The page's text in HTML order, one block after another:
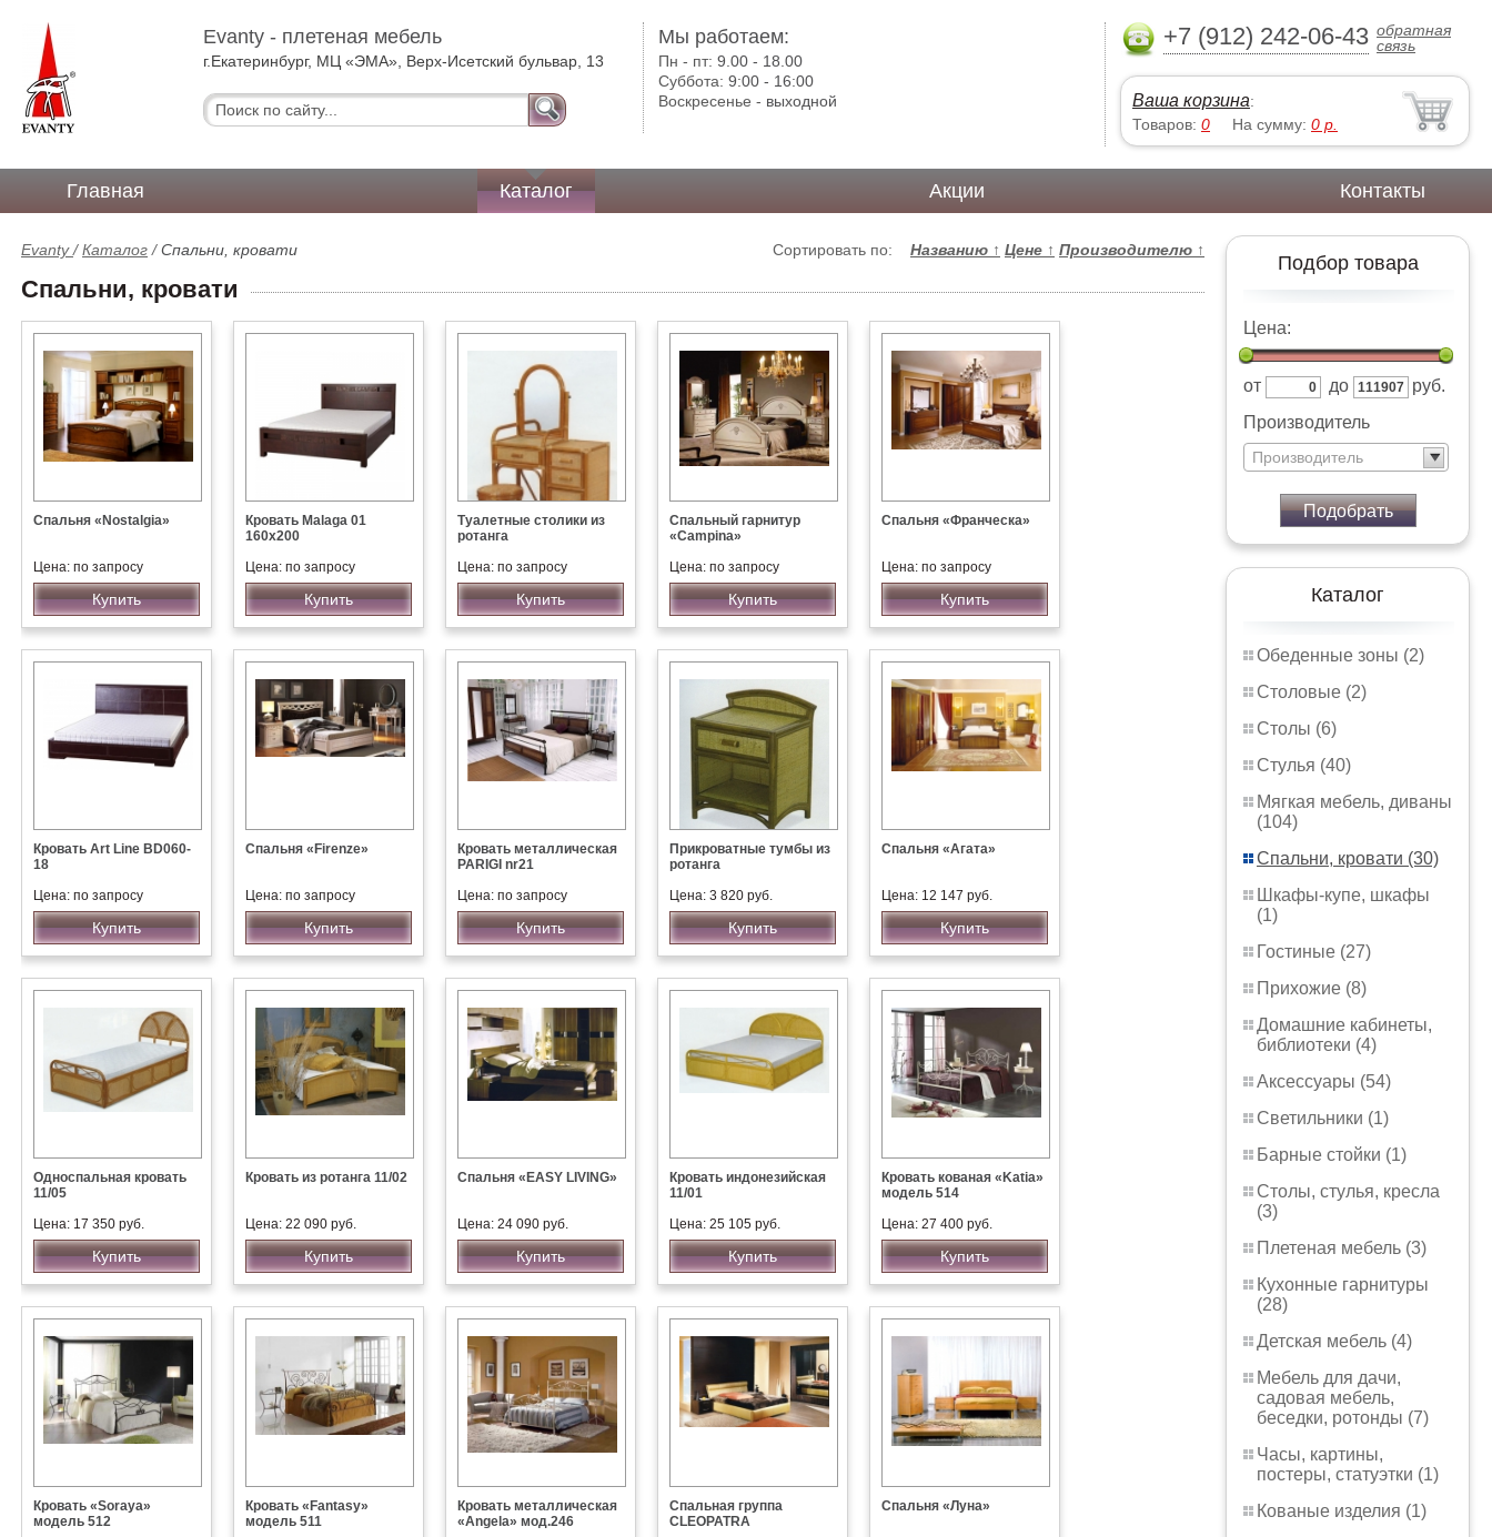
Evanty - плетеная мебель
г.Екатеринбург, МЦ «ЭМА», Верх-Исетский бульвар, 13
Мы работаем:
Пн - пт:9.00 - 18.00
Суббота:9:00 - 16:00
Воскресенье - выходной
+7 (912) 242-06-43 обратная
связь
Ваша корзина:
Товаров: 0 На сумму: 0 р.
Главная Каталог Акции Контакты
Подбор товара
Цена:
от до
руб.
Производитель
Производитель
Подобрать
Каталог
Обеденные зоны (2)
Столовые (2)
Столы (6)
Стулья (40)
Мягкая мебель, диваны
(104)
Спальни, кровати (30)
Шкафы-купе, шкафы
(1)
Гостиные (27)
Прихожие (8)
Домашние кабинеты,
библиотеки (4)
Аксессуары (54)
Светильники (1)
Барные стойки (1)
Столы, стулья, кресла
(3)
Плетеная мебель (3)
Кухонные гарнитуры
(28)
Детская мебель (4)
Мебель для дачи,
садовая мебель,
беседки, ротонды (7)
Часы, картины,
постеры, статуэтки (1)
Кованые изделия (1)
Сортировать по: Названию ↑ Цене ↑ Производителю ↑
Evanty/Каталог /Спальни, кровати
Спальни, кровати
Спальня «Nostalgia»
Цена: по запросу
Купить
Кровать Malaga 01
160х200
Цена: по запросу
Купить
Туалетные столики из
ротанга
Цена: по запросу
Купить
Спальный гарнитур
«Campina»
Цена: по запросу
Купить
Спальня «Франческа»
Цена: по запросу
Купить
Кровать Art Line BD060-
18
Цена: по запросу
Купить
Спальня «Firenze»
Цена: по запросу
Купить
Кровать металлическая
PARIGI nr21
Цена: по запросу
Купить
Прикроватные тумбы из
ротанга
Цена: 3 820 руб.
Купить
Спальня «Агата»
Цена: 12 147 руб.
Купить
Односпальная кровать
11/05
Цена: 17 350 руб.
Купить
Кровать из ротанга 11/02
Цена: 22 090 руб.
Купить
Спальня «EASY LIVING»
Цена: 24 090 руб.
Купить
Кровать индонезийская
11/01
Цена: 25 105 руб.
Купить
Кровать кованая «Katia»
модель 514
Цена: 27 400 руб.
Купить
Кровать «Soraya»
модель 512
Кровать «Fantasy»
модель 511
Кровать металлическая
«Angela» мод.246
Спальная группа
CLEOPATRA
Спальня «Луна»